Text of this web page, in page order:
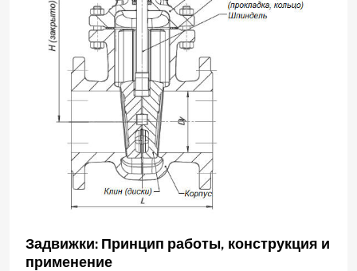
Задвижки: Принцип работы, конструкция и
применение